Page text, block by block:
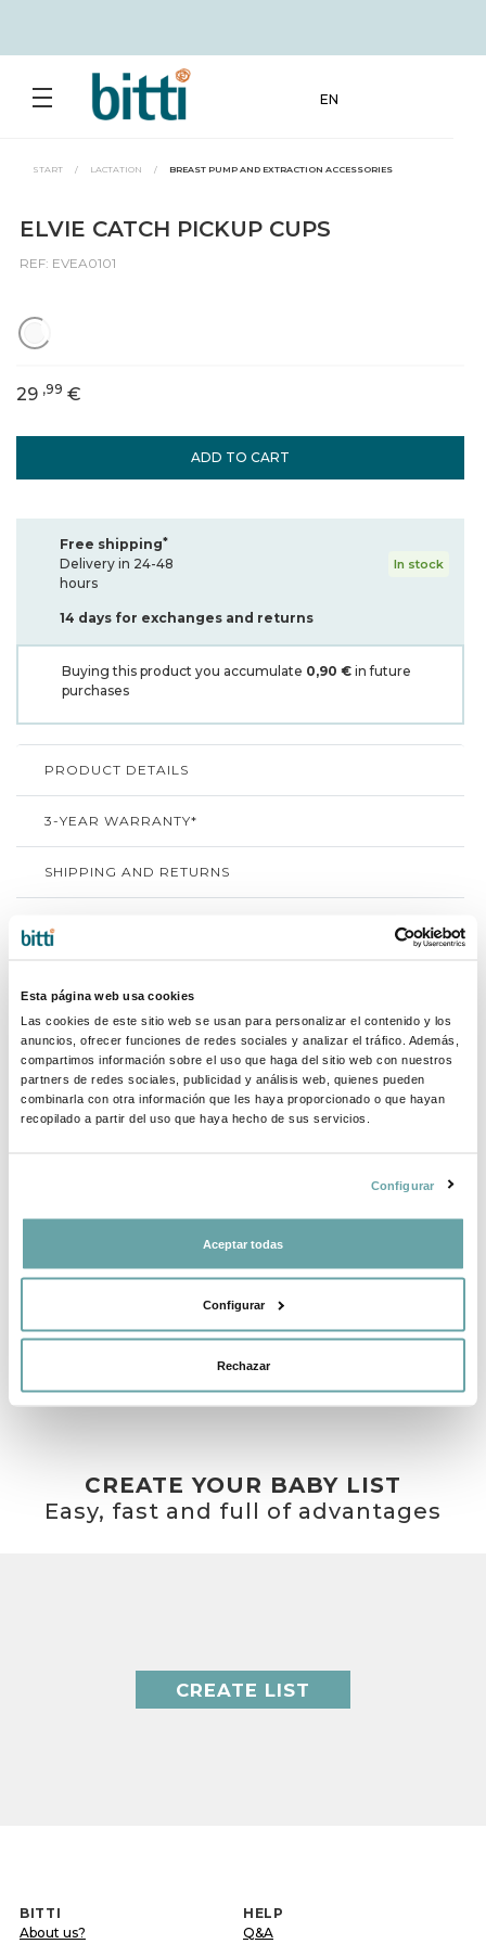
Esta página web usa cookies
Las cookies de este sitio web se usan para personalizar el contenido y los
anuncios, ofrecer funciones de redes sociales y analizar el tráfico. Además,
compartimos información sobre el uso que haga del sitio web con nuestros
partners de redes sociales, publicidad y análisis web, quienes pueden
combinarla con otra información que les haya proporcionado o que hayan
recopilado a partir del uso que haya hecho de sus servicios.
Configurar
Aceptar todas
Configurar
Rechazar
EN
START / LACTATION / BREAST PUMP AND EXTRACTION ACCESSORIES
ELVIE CATCH PICKUP CUPS
REF: EVEA0101
ADD TO CART
29 ,99 €
Free shipping*
Delivery in 24-48
hours
In stock
14 days for exchanges and returns
Buying this product you accumulate 0,90 € in future
purchases
PRODUCT DETAILS
3-YEAR WARRANTY*
SHIPPING AND RETURNS
COMPLETE YOUR PURCHASE
SHARE
OTHER CUSTOMERS ALSO VIEWED
CREATE YOUR BABY LIST
Easy, fast and full of advantages
CREATE LIST
BITTI
About us?
HELP
Q&A